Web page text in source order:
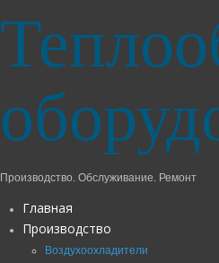
Производство. Обслуживание. Ремонт
Главная
Производство
Воздухоохладители